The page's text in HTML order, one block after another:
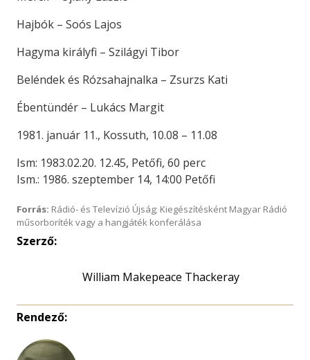
Hajbók – Soós Lajos
Hagyma királyfi – Szilágyi Tibor
Beléndek és Rózsahajnalka – Zsurzs Kati
Ébentündér – Lukács Margit
1981. január 11., Kossuth, 10.08 – 11.08
Ism: 1983.02.20. 12.45, Petőfi, 60 perc
Ism.: 1986. szeptember 14, 14:00 Petőfi
Forrás: Rádió- és Televízió Újság; Kiegészítésként Magyar Rádió
műsorboríték vagy a hangjáték konferálása
Szerző:
William Makepeace Thackeray
Rendező: